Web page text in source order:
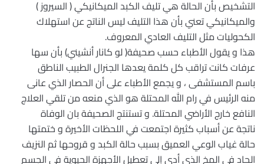
التشخيص بأن الحالة هي تليف الكبد الميكانيكي ( السيروز )
والميكانيكي تعني بأن هذا التليف ليس الناتج عن استهلاك
الكحوليات مثل التليف العادي المعروف.
هذا و يقول الأطباء حسب صحيفة( لو كانار أنشيني) بأن سها
عرفات كانت تراقب كل كلمة يعدها الجنرال الطبيب الناطق
باسم المستشفى ، و يجمع الأطباء على أن الحصار الذي عانى
منه الرئيس في رام الله المحتلة هو الذي منعه من تلقي العلاج
النافع خارج الأراضي المحتلة. و تستنتج الصحيفة بان الوفاة
ناتجة عن أسباب كثيرة اجتمعت في اللحظات الأخيرة و ختمتها
حالة غياب الوعي العميق بسبب حالة الكبد و قروحها ثم النزيف
الحاد في المخ الذي أدى إلى تعطيل الأجهزة الحيوية في الجسم